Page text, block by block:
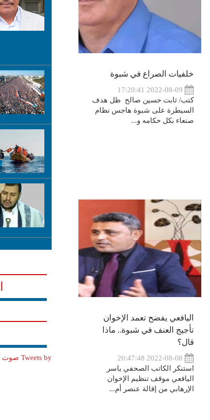
خلفيات الصراع في شبوة
كتب/ ثابت حسين صالح ظل هدف
السيطرة على شبوة هاجس نظام
صنعاء بكل حكامه و...
اليافعي يفضح تعمد الإخوان
تأجيج العنف في شبوة.. ماذا
قال؟
استنكر الكاتب الصحفي ياسر
اليافعي موقف تنظيم الإخوان
الإرهابي من إقالة عنصر أم...
Tweets by صوت المقاومة